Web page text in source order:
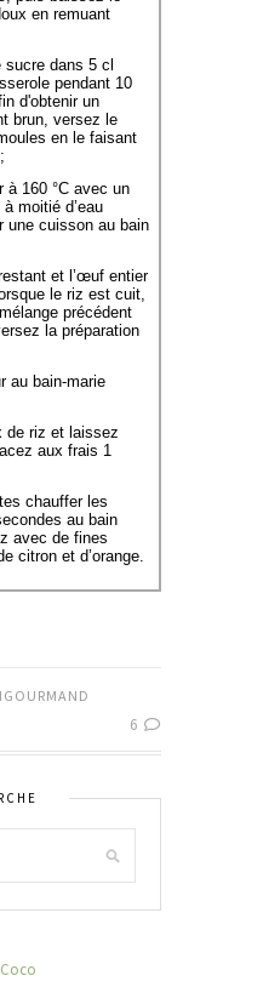
en remuant
sucre dans 5 cl
pendant 10
d'obtenir un
brun, versez le
en le faisant
à 160 °C avec un
moitié d’eau
une cuisson au bain
et l’œuf entier
le riz est cuit,
précédent
la préparation
au bain-marie
de riz et laissez
aux frais 1
chauffer les
au bain
avec de fines
citron et d’orange.
6